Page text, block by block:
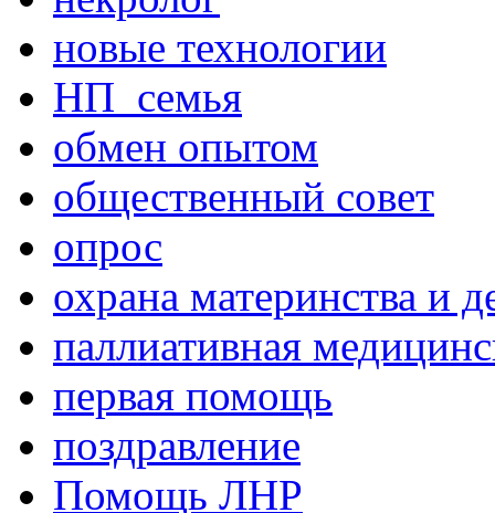
новые технологии
НП_семья
обмен опытом
общественный совет
опрос
охрана материнства и
паллиативная
первая помощь
поздравление
Помощь ЛНР